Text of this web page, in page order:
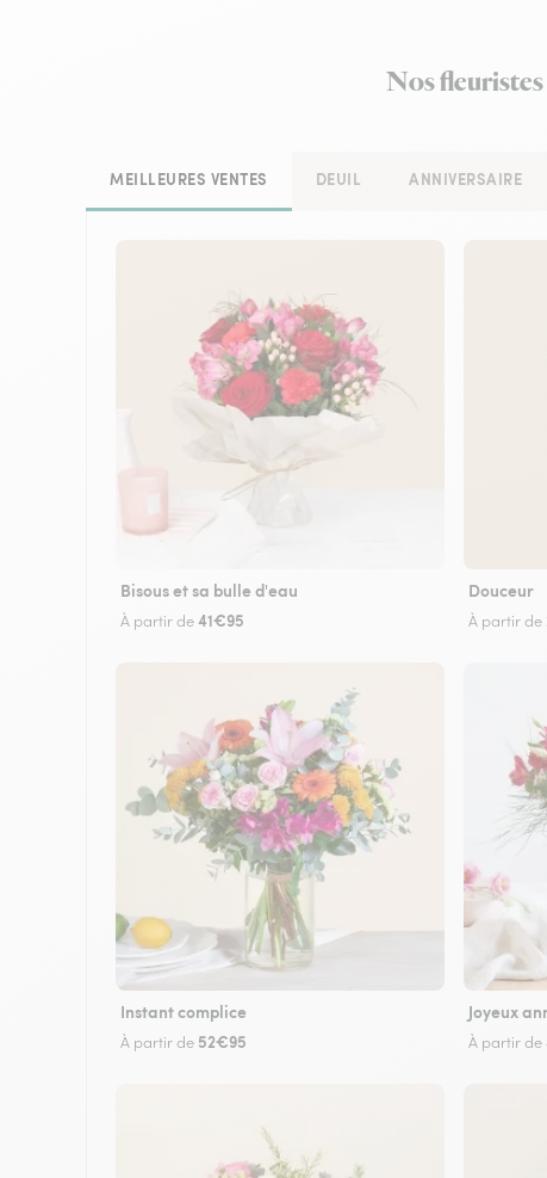
Nos
MEILLEURES VENTES DEUIL ANNIVERSAIRE
Bisous et sa bulle d'eau
À partir de41€95
Douceur
À partir de
Instant complice
À partir de 52€95
Joyeux
À partir de